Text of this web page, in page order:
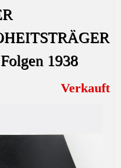
1938
Verkauft